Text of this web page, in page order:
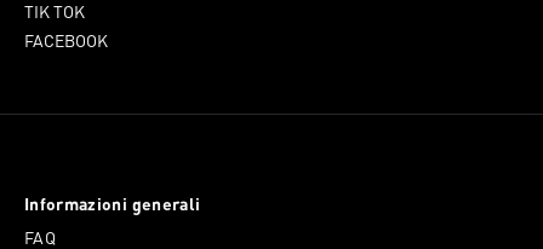
TIK TOK
FACEBOOK
Informazioni generali
FAQ